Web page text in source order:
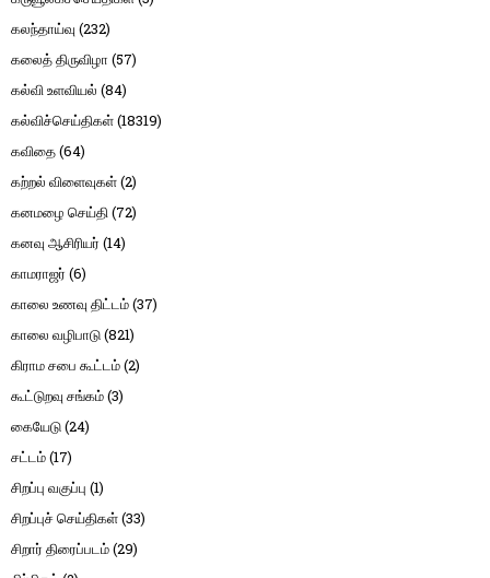
கலந்தாய்வு (232)
கலைத் திருவிழா (57)
கல்வி உளவியல் (84)
கல்விச்செய்திகள்(18319)
கவிதை(64)
கற்றல் விளைவுகள்(2)
கனமழை செய்தி(72)
கனவு ஆசிரியர் (14)
காமராஜர் (6)
காலை உணவு திட்டம்(37)
காலை வழிபாடு(821)
கிராம சபை கூட்டம்(2)
கூட்டுறவு சங்கம்(3)
கையேடு(24)
சட்டம்(17)
சிறப்பு வகுப்பு (1)
சிறப்புச் செய்திகள்(33)
சிறார் திரைப்படம்(29)